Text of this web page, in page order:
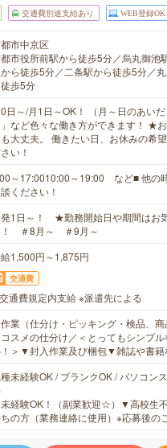
交通費別途支給あり WEB登録OK
市中京区
市役所前駅から徒歩5分／烏丸御池
ら徒歩5分／二条駅から徒歩5分／
歩5分
日～/月1日～OK！ （月～日のあい
など色々な働き方ができます！ ★
大丈夫。 働きたい日、お休みの希
い！
～17:0010:00～19:00 など■ 他の
ください！
1日～！ ★勤務開始日や期間はお
！ ＃8月～ ＃9月～
1,500円～1,875円
交通費
通費規定内支給 ※派遣先による
業（仕分け・ピッキング・検品、商
スメの仕分け／＜とってもシンプ
＞▼封入作業及び梱包▼雑誌や書
未経験OK / ブランクOK / パソコン
経験OK！（副業歓迎☆）▼高校生
の方（業務連絡に使用）※応募後の